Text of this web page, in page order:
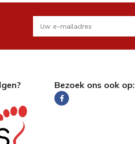
Bezoek ons ook op: